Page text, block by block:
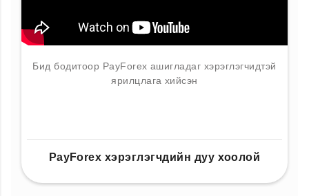
Бид бодитоор PayForex ашигладаг хэрэглэгчидтэй
ярилцлага хийсэн
PayForex хэрэглэгчдийн дуу хоолой